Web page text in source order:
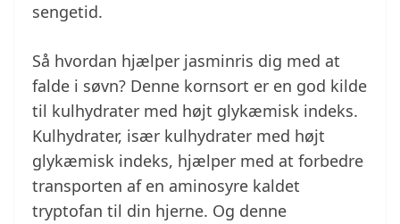
sengetid.
Så hvordan hjælper jasminris dig med at
falde i søvn? Denne kornsort er en god kilde
til kulhydrater med højt glykæmisk indeks.
Kulhydrater, især kulhydrater med højt
glykæmisk indeks, hjælper med at forbedre
transporten af en aminosyre kaldet
tryptofan til din hjerne. Og denne